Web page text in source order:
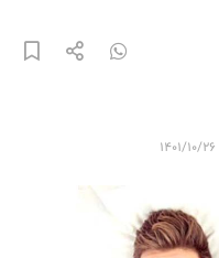
۱۴۰۱/۱۰/۲۶